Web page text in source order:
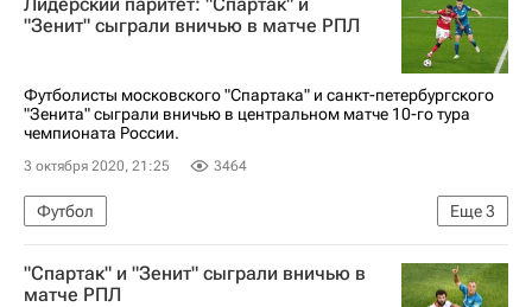
Спартак Москва
Зенит
"Зенит" сыграли вничью в матче РПЛ
Футболисты московского "Спартака" и санкт-петербургского
"Зенита" сыграли вничью в центральном матче 10-го тура
чемпионата России.
3 октября 2020, 21:25 3464
Еще3
Футбол
РПЛ 2026-2027 (Чемпионат России по футболу)
Спартак Москва
Зенит
"Спартак" и "Зенит" сыграли вничью в
матче РПЛ